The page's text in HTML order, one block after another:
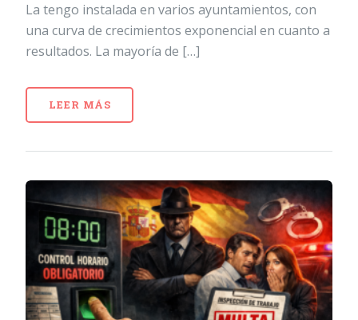
La tengo instalada en varios ayuntamientos, con
una curva de crecimientos exponencial en cuanto a
resultados. La mayoría de […]
LEER MÁS